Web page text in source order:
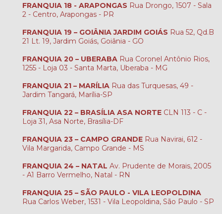
FRANQUIA 18 - ARAPONGAS Rua Drongo, 1507 - Sala
2 - Centro, Arapongas - PR
FRANQUIA 19 – GOIÂNIA JARDIM GOIÁS Rua 52, Qd.B
21 Lt. 19, Jardim Goiás, Goiânia - GO
FRANQUIA 20 – UBERABA Rua Coronel Antônio Rios,
1255 - Loja 03 - Santa Marta, Uberaba - MG
FRANQUIA 21 – MARÍLIA Rua das Turquesas, 49 -
Jardim Tangará, Marília-SP
FRANQUIA 22 – BRASÍLIA ASA NORTE CLN 113 - C -
Loja 31, Asa Norte, Brasília-DF
FRANQUIA 23 – CAMPO GRANDE Rua Navirai, 612 -
Vila Margarida, Campo Grande - MS
FRANQUIA 24 – NATAL Av. Prudente de Morais, 2005
- A1 Barro Vermelho, Natal - RN
FRANQUIA 25 – SÃO PAULO - VILA LEOPOLDINA
Rua Carlos Weber, 1531 - Vila Leopoldina, São Paulo - SP